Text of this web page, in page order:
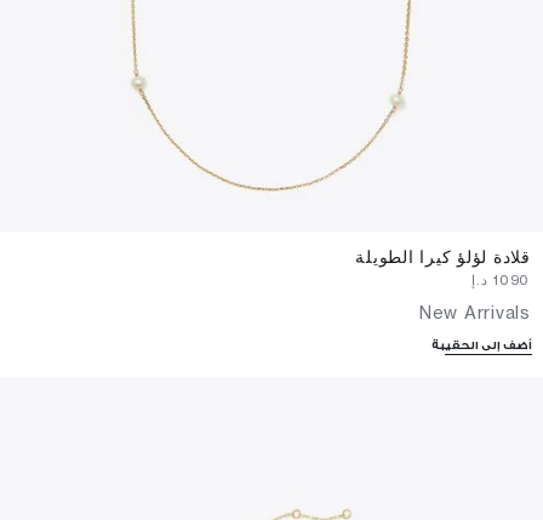
قلادة لؤلؤ كيرا الطويلة
New Arrivals
أضف إلى الحقيبة